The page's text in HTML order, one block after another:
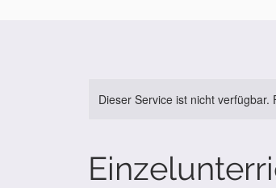
Dieser Service ist nicht